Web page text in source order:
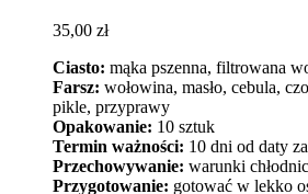
35,00 zł
Ciasto: mąka pszenna, filtrowana
Farsz: wołowina, masło, cebula,
pikle, przyprawy
Opakowanie: 10 sztuk
Termin ważności: 10 dni od daty
Przechowywanie: warunki
Przygotowanie: gotować w lekko